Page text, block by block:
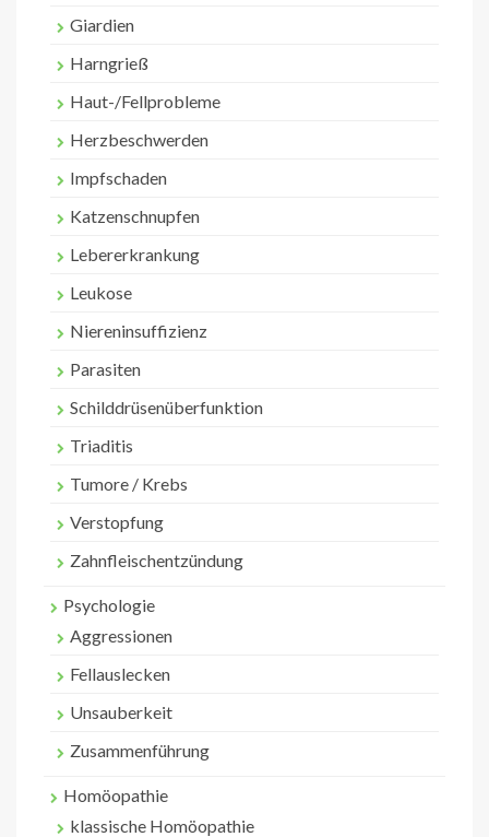
Giardien
Harngrieß
Haut-/Fellprobleme
Herzbeschwerden
Impfschaden
Katzenschnupfen
Lebererkrankung
Leukose
Niereninsuffizienz
Parasiten
Schilddrüsenüberfunktion
Triaditis
Tumore / Krebs
Verstopfung
Zahnfleischentzündung
Psychologie
Aggressionen
Fellauslecken
Unsauberkeit
Zusammenführung
Homöopathie
klassische Homöopathie